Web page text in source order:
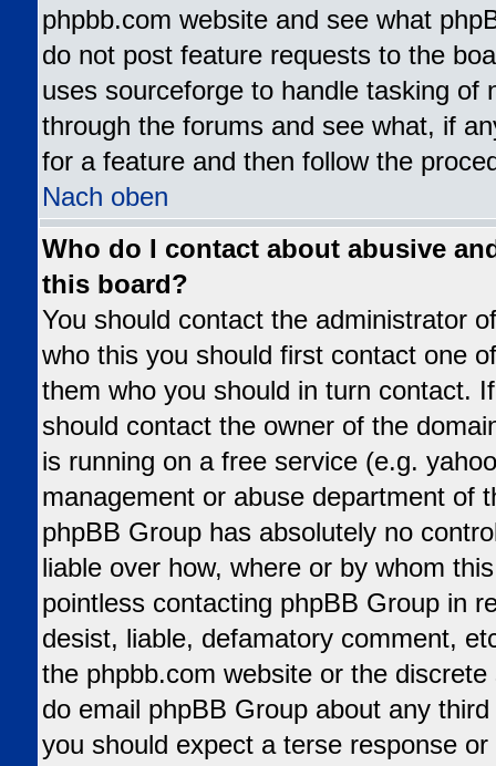
phpbb.com website and see what
do not post feature requests to the
uses sourceforge to handle tasking of
through the forums and see what, if
for a feature and then follow the
Nach oben
Who do I contact about abusive
this board?
You should contact the administrator
who this you should first contact one
them who you should in turn contact.
should contact the owner of the
is running on a free service (e.g.
management or abuse department of
phpBB Group has absolutely no
liable over how, where or by whom
pointless contacting phpBB Group in
desist, liable, defamatory comment,
the phpbb.com website or the
do email phpBB Group about any
you should expect a terse response